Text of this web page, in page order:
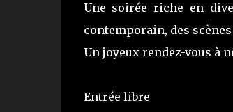
Une soirée riche en
contemporain, des
Un joyeux rendez-vous à
Entrée libre